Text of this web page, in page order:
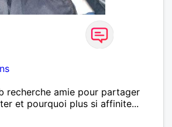
recherche amie pour partager
et pourquoi plus si affinite...